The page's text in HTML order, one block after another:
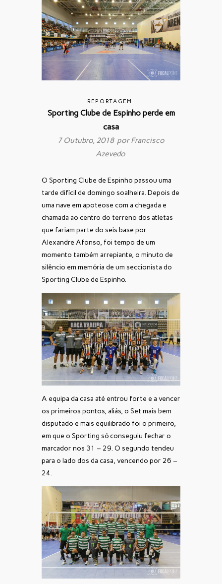
REPORTAGEM
Sporting Clube de Espinho perde em
casa
7 Outubro, 2018 porFrancisco
Azevedo
O Sporting Clube de Espinho passou uma
tarde difícil de domingo soalheira. Depois de
uma nave em apoteose com a chegada e
chamada ao centro do terreno dos atletas
que fariam parte do seis base por
Alexandre Afonso, foi tempo de um
momento também arrepiante, o minuto de
silêncio em memória de um seccionista do
Sporting Clube de Espinho.
A equipa da casa até entrou forte e a vencer
os primeiros pontos, aliás, o Set mais bem
disputado e mais equilibrado foi o primeiro,
em que o Sporting só conseguiu fechar o
marcador nos 31 – 29. O segundo tendeu
para o lado dos da casa, vencendo por 26 –
24.